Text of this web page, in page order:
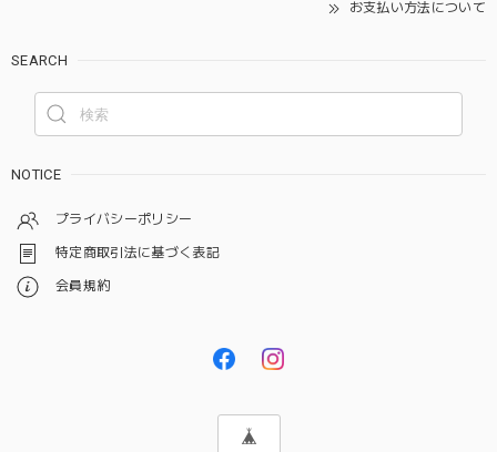
お支払い方法について
SEARCH
NOTICE
プライバシーポリシー
特定商取引法に基づく表記
会員規約